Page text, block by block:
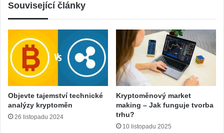
Související články
Objevte tajemství technické
analýzy kryptoměn
26 listopadu 2024
Kryptoměnový market
making – Jak funguje tvorba
trhu?
10 listopadu 2025